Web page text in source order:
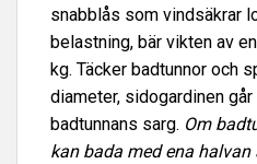
snabblås som vindsäkrar
belastning, bär vikten av
kg. Täcker badtunnor och
diameter, sidogardinen
badtunnans sarg. Om
kan bada med ena